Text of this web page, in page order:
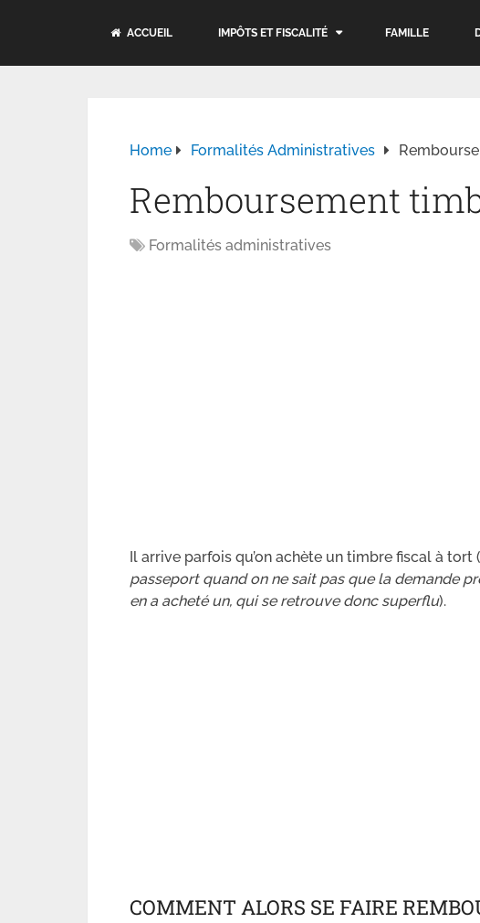
ACCUEIL IMPÔTS ET FISCALITÉ FAMILLE
Home Formalités Administratives
Remboursement
Formalités administratives
Il arrive parfois qu’on achète un timbre fiscal à tort (
passeport quand on ne sait pas que la demande
en a acheté un, qui se retrouve donc superflu).
COMMENT ALORS SE FAIRE